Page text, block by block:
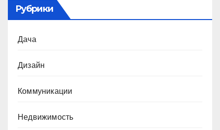
Рубрики
Дача
Дизайн
Коммуникации
Недвижимость